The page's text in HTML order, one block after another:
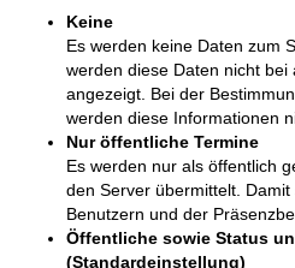
Keine
Es werden keine Daten zum
werden diese Daten nicht bei
angezeigt. Bei der
werden diese Informationen
Nur öffentliche Termine
Es werden nur als öffentlich
den Server übermittelt.
Benutzern und der
Öffentliche sowie Status
(Standardeinstellung)